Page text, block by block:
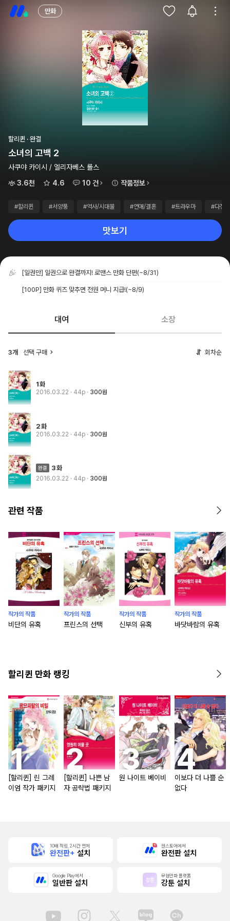
만화
할리퀸 · 완결
소녀의 고백 2
사쿠야 카이시 / 엘리자베스 롤스
3.6천
4.6 10 건 작품정보
#할리퀸 #서양풍 #역사/시대물 #연애/결혼 #트라우마 #다정남
맛보기
[일권만] 일권으로 완결까지! 로맨스 만화 단편(~8/31)
[100P] 만화 퀴즈 맞추면 전원 머니 지급!(~8/9)
대여 소장
3개 선택 구매 회차순
1화
2016.03.22 · 44p 300원
2화
2016.03.22 · 44p 300원
3화
2016.03.22 · 44p 300원
관련 작품
작가의 작품
비단의 유혹
작가의 작품
프린스의 선택
작가의 작품
신부의 유혹
작가의 작품
바닷바람의 유혹
할리퀸 만화 랭킹
[할리퀸] 린 그레
이엄 작가 패키지
[할리퀸] 나쁜 남
자 공략법 패키지
원 나이트 베이비
이보다 더 나쁠 순
없다
10배 적립, 2시간 먼저
완전판+ 설치
원스토어에서
완전판 설치
Google Play에서
일반판 설치
무협만화 플랫폼
강툰 설치